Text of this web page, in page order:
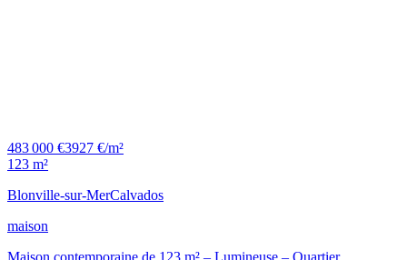
483 000 €3927 €/m²
123 m²
Blonville-sur-MerCalvados
maison
Maison contemporaine de 123 m² – Lumineuse – Quartier